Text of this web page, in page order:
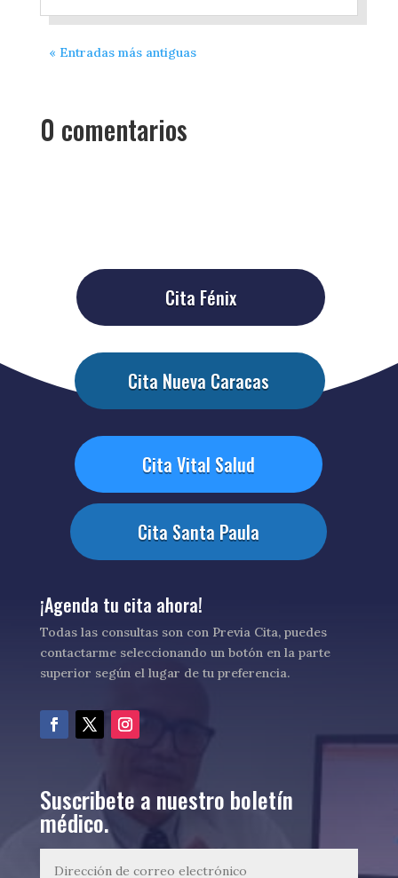
« Entradas más antiguas
0 comentarios
Cita Fénix
Cita Nueva Caracas
Cita Vital Salud
Cita Santa Paula
¡Agenda tu cita ahora!
Todas las consultas son con Previa Cita, puedes
contactarme seleccionando un botón en la parte
superior según el lugar de tu preferencia.
Suscribete a nuestro boletín
médico.